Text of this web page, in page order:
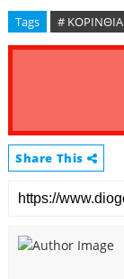
Tags # ΚΟΡΙΝΘΙΑ
Share This